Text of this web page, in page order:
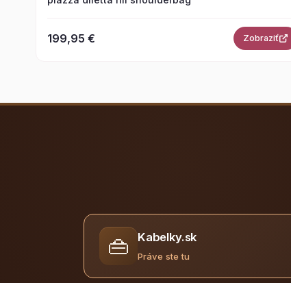
199,95 € Zobraziť
👜 Kabelky.sk
Práve ste tu